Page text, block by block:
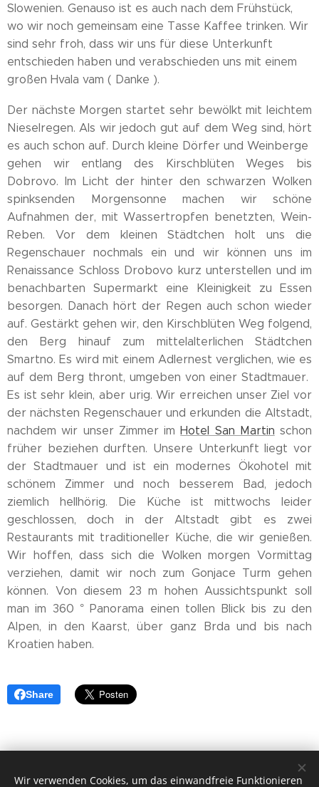
Slowenien. Genauso ist es auch nach dem Frühstück,
wo wir noch gemeinsam eine Tasse Kaffee trinken. Wir
sind sehr froh, dass wir uns für diese Unterkunft
entschieden haben und verabschieden uns mit einem
großen Hvala vam ( Danke ).
Der nächste Morgen startet sehr bewölkt mit leichtem
Nieselregen. Als wir jedoch gut auf dem Weg sind, hört
es auch schon auf. Durch kleine Dörfer und Weinberge
gehen wir entlang des Kirschblüten Weges bis
Dobrovo. Im Licht der hinter den schwarzen Wolken
spinksenden Morgensonne machen wir schöne
Aufnahmen der, mit Wassertropfen benetzten, Wein-
Reben. Vor dem kleinen Städtchen holt uns die
Regenschauer nochmals ein und wir können uns im
Renaissance Schloss Drobovo kurz unterstellen und im
benachbarten Supermarkt eine Kleinigkeit zu Essen
besorgen. Danach hört der Regen auch schon wieder
auf. Gestärkt gehen wir, den Kirschblüten Weg folgend,
den Berg hinauf zum mittelalterlichen Städtchen
Smartno. Es wird mit einem Adlernest verglichen, wie es
auf dem Berg thront, umgeben von einer Stadtmauer.
Es ist sehr klein, aber urig. Wir erreichen unser Ziel vor
der nächsten Regenschauer und erkunden die Altstadt,
nachdem wir unser Zimmer imHotel San Martin schon
früher beziehen durften. Unsere Unterkunft liegt vor
der Stadtmauer und ist ein modernes Ökohotel mit
schönem Zimmer und noch besserem Bad, jedoch
ziemlich hellhörig. Die Küche ist mittwochs leider
geschlossen, doch in der Altstadt gibt es zwei
Restaurants mit traditioneller Küche, die wir genießen.
Wir hoffen, dass sich die Wolken morgen Vormittag
verziehen, damit wir noch zum Gonjace Turm gehen
können. Von diesem 23 m hohen Aussichtspunkt soll
man im 360 ° Panorama einen tollen Blick bis zu den
Alpen, in den Kaarst, über ganz Brda und bis nach
Kroatien haben.
Share
Wir verwenden Cookies, um das einwandfreie Funktionieren